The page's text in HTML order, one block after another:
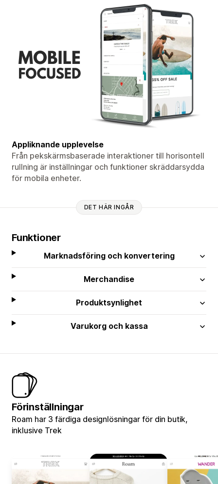
Appliknande upplevelse
Från pekskärmsbaserade interaktioner till horisontell
rullning är inställningar och funktioner skräddarsydda
för mobila enheter.
DET HÄR INGÅR
Funktioner
Marknadsföring och konvertering
Merchandise
Produktsynlighet
Varukorg och kassa
Förinställningar
Roam har 3 färdiga designlösningar för din butik,
inklusive Trek